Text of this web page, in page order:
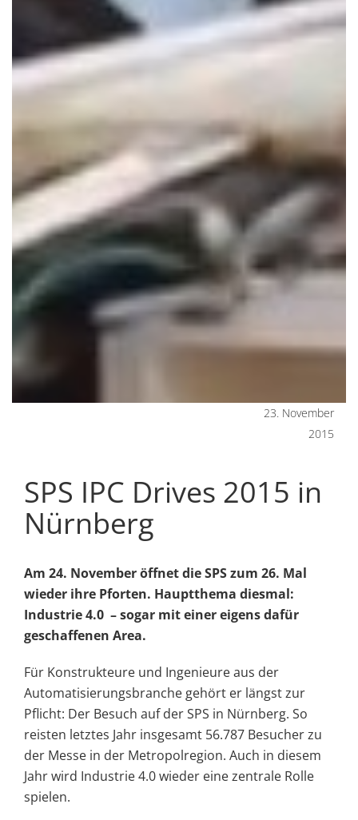
23. November
2015
SPS IPC Drives 2015 in
Nürnberg
Am 24. November öffnet die SPS zum 26. Mal
wieder ihre Pforten. Hauptthema diesmal:
Industrie 4.0 – sogar mit einer eigens dafür
geschaffenen Area.
Für Konstrukteure und Ingenieure aus der
Automatisierungsbranche gehört er längst zur
Pflicht: Der Besuch auf der SPS in Nürnberg. So
reisten letztes Jahr insgesamt 56.787 Besucher zu
der Messe in der Metropolregion. Auch in diesem
Jahr wird Industrie 4.0 wieder eine zentrale Rolle
spielen.